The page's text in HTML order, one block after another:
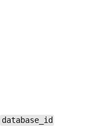
database_id